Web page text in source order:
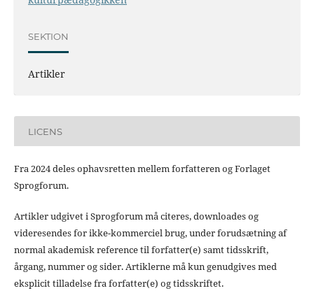
SEKTION
Artikler
LICENS
Fra 2024 deles ophavsretten mellem forfatteren og Forlaget
Sprogforum.
Artikler udgivet i Sprogforum må citeres, downloades og
videresendes for ikke-kommerciel brug, under forudsætning af
normal akademisk reference til forfatter(e) samt tidsskrift,
årgang, nummer og sider. Artiklerne må kun genudgives med
eksplicit tilladelse fra forfatter(e) og tidsskriftet.